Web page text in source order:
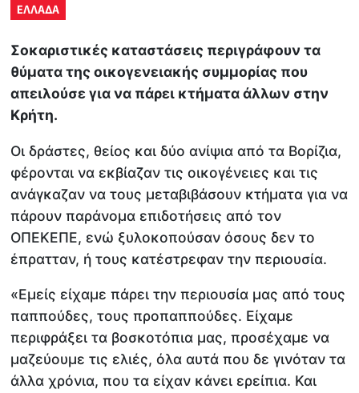
ΕΛΛΑΔΑ
Σοκαριστικές καταστάσεις περιγράφουν τα
θύματα της οικογενειακής συμμορίας που
απειλούσε για να πάρει κτήματα άλλων στην
Κρήτη.
Οι δράστες, θείος και δύο ανίψια από τα Βορίζια,
φέρονται να εκβίαζαν τις οικογένειες και τις
ανάγκαζαν να τους μεταβιβάσουν κτήματα για να
πάρουν παράνομα επιδοτήσεις από τον
ΟΠΕΚΕΠΕ, ενώ ξυλοκοπούσαν όσους δεν το
έπρατταν, ή τους κατέστρεφαν την περιουσία.
«Εμείς είχαμε πάρει την περιουσία μας από τους
παππούδες, τους προπαππούδες. Είχαμε
περιφράξει τα βοσκοτόπια μας, προσέχαμε να
μαζεύουμε τις ελιές, όλα αυτά που δε γινόταν τα
άλλα χρόνια, που τα είχαν κάνει ερείπια. Και